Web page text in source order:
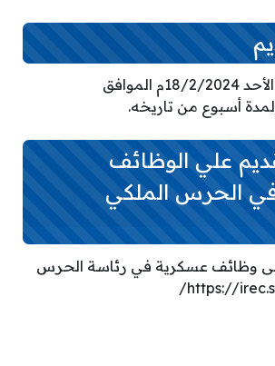
يبدأ التقديم اليوم الأحد 18/2/2024م الموافق
علي الوظائف
الحرس الملكي
وظائف عسكرية في رئاسة الحرس